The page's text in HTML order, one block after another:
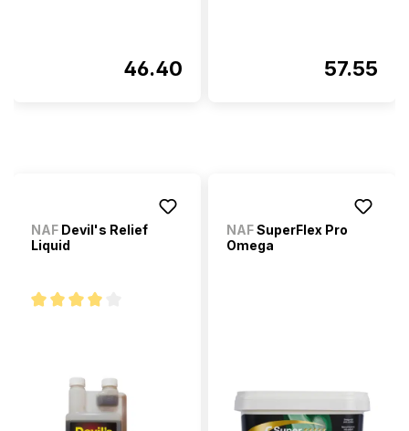
46.40 57.55
NAF Devil's Relief
Liquid
NAFSuperFlex Pro
Omega